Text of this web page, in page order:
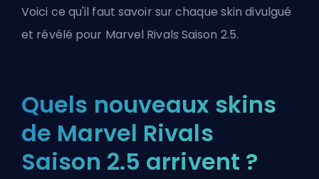
Voici ce qu'il faut savoir sur chaque skin divulgué
et révélé pour Marvel Rivals Saison 2.5.
Quels nouveaux skins
de Marvel Rivals
Saison 2.5 arrivent ?